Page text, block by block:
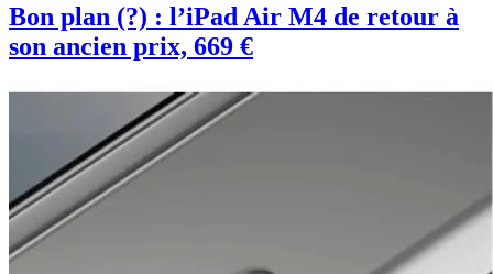
Bon plan (?) : l’iPad Air M4 de retour à
son ancien prix, 669 €